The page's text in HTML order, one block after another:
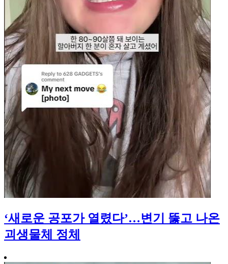
‘새로운 공포가 열렸다’…변기 뚫고 나온
괴생물체 정체